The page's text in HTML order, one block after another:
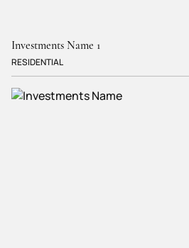
Investments Name 1
RESIDENTIAL